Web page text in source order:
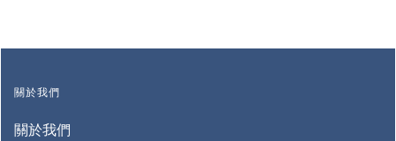
關於我們
關於我們